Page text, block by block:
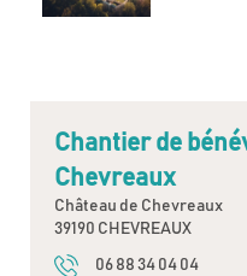
Chantier de
Chevreaux
Château de Chevreaux
39190 CHEVREAUX
06 88 34 04 04